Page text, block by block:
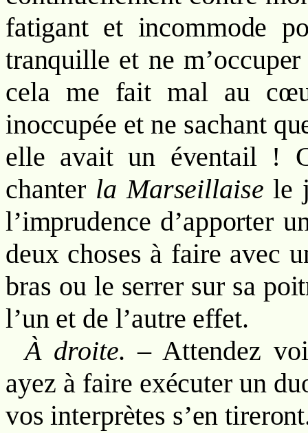
fatigant et incommode
tranquille et ne
cela me fait mal au
inoccupée et ne sachant
elle avait un éventail !
chanter la Marseillaise le
l’imprudence d’apporter
deux choses à faire avec
bras ou le serrer sur sa
l’un et de l’autre effet.
À droite. – Attendez
ayez à faire exécuter un
vos interprètes s’en